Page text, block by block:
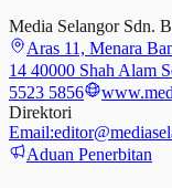
Media Selangor Sdn.
Aras 11, Menara
14 40000 Shah Alam
5523 5856
Direktori
Email:
Aduan Penerbitan